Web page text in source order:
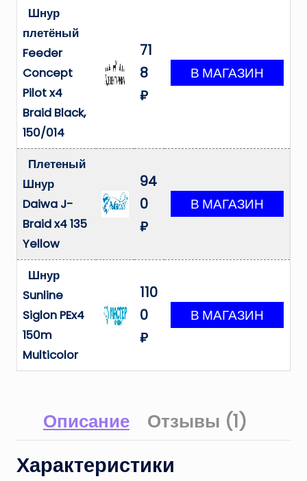
Шнур
плетёный
Feeder
Concept
Pilot x4
Braid Black,
150/014
71
8
₽
Плетеный
Шнур
Daiwa J-
Braid x4 135
Yellow
94
0
₽
Шнур
Sunline
Siglon PEx4
150m
Multicolor
110
0
₽
Описание Отзывы (1)
Характеристики